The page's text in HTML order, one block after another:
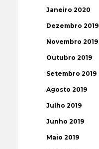
Janeiro 2020
Dezembro 2019
Novembro 2019
Outubro 2019
Setembro 2019
Agosto 2019
Julho 2019
Junho 2019
Maio 2019